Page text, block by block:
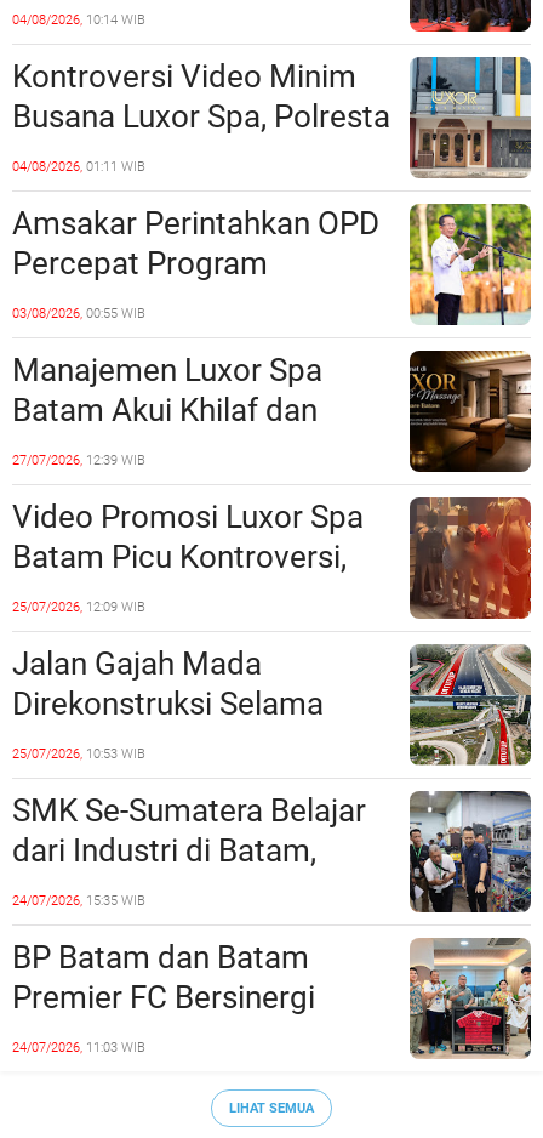
Perkuat Kerukunan dan
Sinergi dengan Pemko
Batam
04/08/2026, 10:14 WIB
Kontroversi Video Minim
Busana Luxor Spa, Polresta
Barelang Usut Tuntas
Unsur Pelanggaran Hukum
04/08/2026, 01:11 WIB
Amsakar Perintahkan OPD
Percepat Program
Prioritas, Targetkan
Realisasi Pembangunan
Lampaui 50 Persen
03/08/2026, 00:55 WIB
Manajemen Luxor Spa
Batam Akui Khilaf dan
Minta Maaf, Konten
Langsung Di-Takedown
27/07/2026, 12:39 WIB
Video Promosi Luxor Spa
Batam Picu Kontroversi,
Dinilai Bermuatan Sensual
25/07/2026, 12:09 WIB
Jalan Gajah Mada
Direkonstruksi Selama
Empat Minggu, Ini Skema
Rekayasa Lalu Lintasnya
25/07/2026, 10:53 WIB
SMK Se-Sumatera Belajar
dari Industri di Batam,
Siapkan Lulusan Siap Kerja
Era Digital
24/07/2026, 15:35 WIB
BP Batam dan Batam
Premier FC Bersinergi
Cetak Generasi Emas
24/07/2026, 11:03 WIB
LIHAT SEMUA